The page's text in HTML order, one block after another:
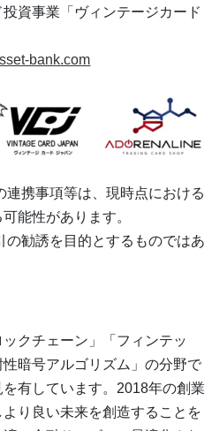
資事業「ヴィンテージカード
bank.com
携事項等は、現時点における
能性があります。
勧誘を目的とするものではあ
クチェーン」「フィンテッ
暗号アルゴリズム」の分野で
有しています。2018年の創業
り良い未来を創造することを